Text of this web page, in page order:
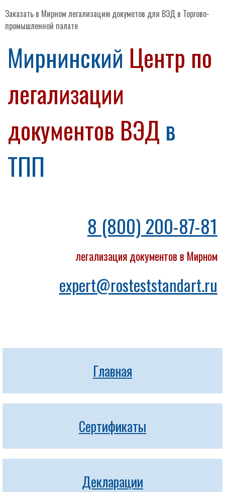
Заказать в Мирном легализацию докуметов для ВЭД в Торгово-
промышленной палате
Мирнинский Центр по
легализации
документов ВЭД в
ТПП
8 (800) 200-87-81
легализация документов в Мирном
expert@rosteststandart.ru
Главная
Сертификаты
Декларации